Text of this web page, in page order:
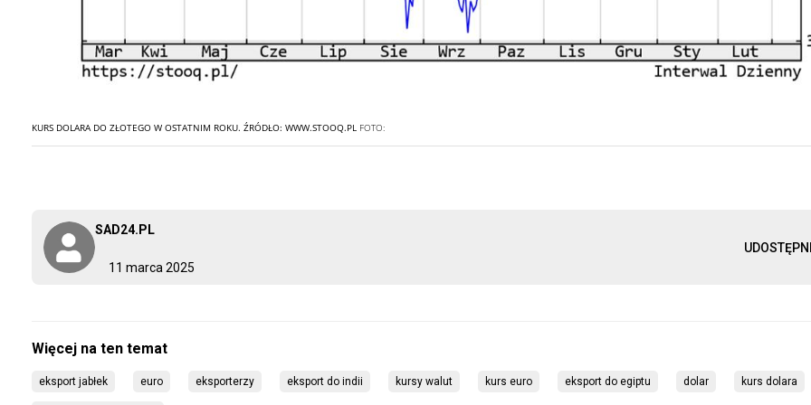
11 marca 2025
SAD24.PL
KURS DOLARA DO ZŁOTEGO W OSTATNIM ROKU. ŹRÓDŁO: WWW.STOOQ.PL FOTO:
eksport jabłek euro eksporterzy eksport do indii kursy walut kurs euro eksport do egiptu dolar kurs dolara